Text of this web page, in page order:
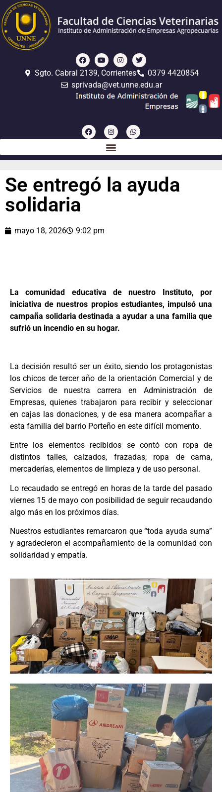
Sgto. Cabral 2139, Corrientes
0379 4420854
sprivada@vet.unne.edu.ar
Se entregó la ayuda
solidaria
mayo 18, 2026 9:02 pm
La comunidad educativa de nuestro Instituto, por
iniciativa de nuestros propios estudiantes, impulsó una
campaña solidaria destinada a ayudar a una familia que
sufrió un incendio en su hogar.
La decisión resultó ser un éxito, siendo los protagonistas
los chicos de tercer año de la orientación Comercial y de
Servicios de nuestra carrera en Administración de
Empresas, quienes trabajaron para recibir y seleccionar
en cajas las donaciones, y de esa manera acompañar a
esta familia del barrio Porteño en este difícil momento.
Entre los elementos recibidos se contó con ropa de
distintos talles, calzados, frazadas, ropa de cama,
mercaderías, elementos de limpieza y de uso personal.
Lo recaudado se entregó en horas de la tarde del pasado
viernes 15 de mayo con posibilidad de seguir recaudando
algo más en los próximos días.
Nuestros estudiantes remarcaron que “toda ayuda suma”
y agradecieron el acompañamiento de la comunidad con
solidaridad y empatía.